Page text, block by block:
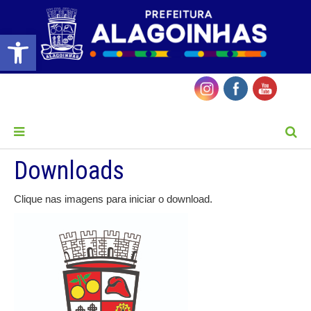
Barra de Ferramentas Aberta
Downloads
Clique nas imagens para iniciar o download.